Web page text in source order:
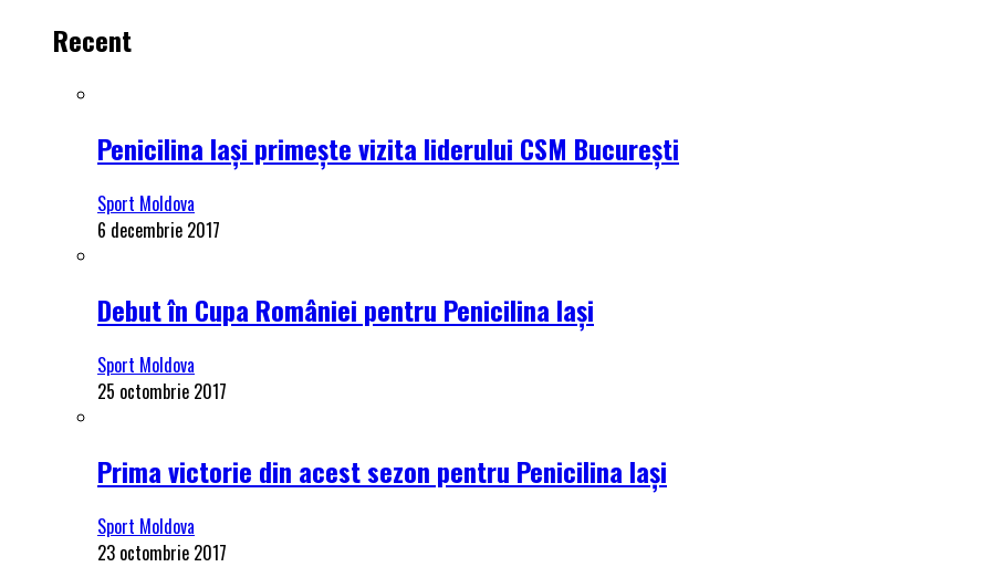
Recent
Penicilina Iași primește vizita liderului CSM București
Sport Moldova
6 decembrie 2017
Debut în Cupa României pentru Penicilina Iași
Sport Moldova
25 octombrie 2017
Prima victorie din acest sezon pentru Penicilina Iași
Sport Moldova
23 octombrie 2017